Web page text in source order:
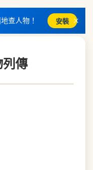
查人物！ 安裝 ×
列傳